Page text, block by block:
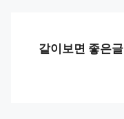
같이보면 좋은글